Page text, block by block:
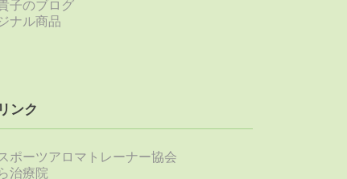
子のブログ
ナル商品
リンク
ポーツアロマトレーナー協会
治療院